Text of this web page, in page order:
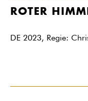
ROTER
DE 2023, Regie: